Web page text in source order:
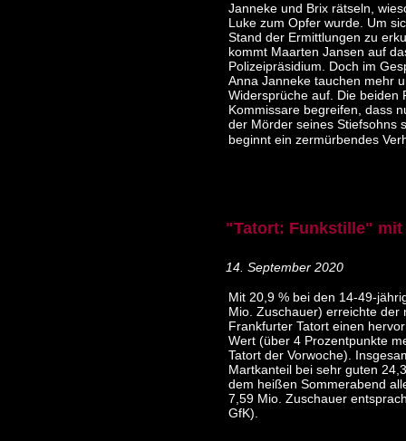
Janneke und Brix rätseln,
Luke zum Opfer wurde. Um
Stand der Ermittlungen zu
kommt Maarten Jansen auf
Polizeipräsidium. Doch im
Anna Janneke tauchen mehr
Widersprüche auf. Die beiden
Kommissare begreifen, dass
der Mörder seines Stiefsohns
beginnt ein zermürbendes
"Tatort: Funkstille"
14. September 2020
Mit 20,9 % bei den 14-49-
Mio. Zuschauer) erreichte der
Frankfurter Tatort einen
Wert (über 4 Prozentpunkte
Tatort der Vorwoche).
Martkanteil bei sehr guten
dem heißen Sommerabend
7,59 Mio. Zuschauer
GfK).